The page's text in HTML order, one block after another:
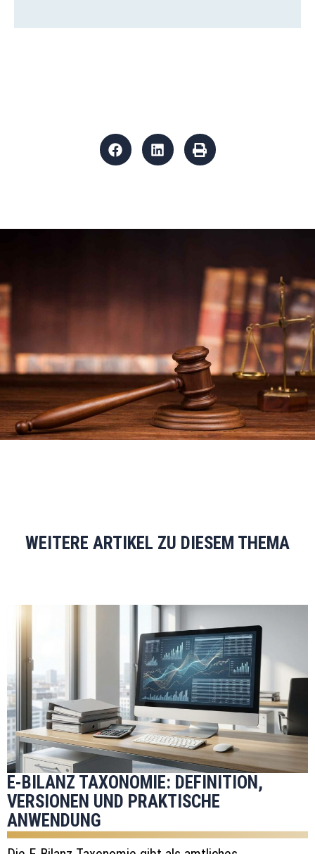
WEITERE ARTIKEL ZU DIESEM THEMA
E-BILANZ TAXONOMIE: DEFINITION,
VERSIONEN UND PRAKTISCHE
ANWENDUNG